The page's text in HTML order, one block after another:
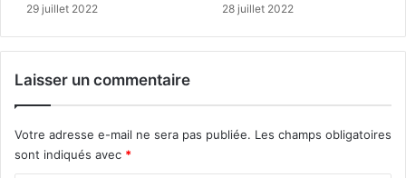
29 juillet 2022 28 juillet 2022
Laisser un commentaire
Votre adresse e-mail ne sera pas publiée. Les champs obligatoires
sont indiqués avec *